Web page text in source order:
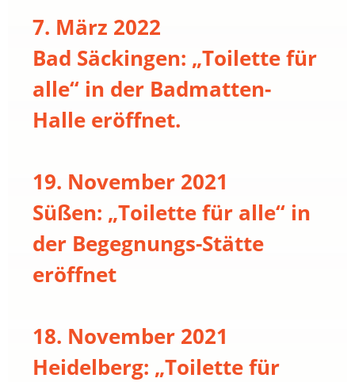
7. März 2022
Bad Säckingen: „Toilette für
alle“ in der Badmatten-
Halle eröffnet.
19. November 2021
Süßen: „Toilette für alle“ in
der Begegnungs-Stätte
eröffnet
18. November 2021
Heidelberg: „Toilette für